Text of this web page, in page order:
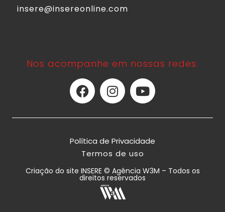
insere@insereonline.com
Nos acompanhe em nossas redes:
Política de Privacidade
Termos de uso
Criação do site INSERE © Agência W3M – Todos os
direitos reservados